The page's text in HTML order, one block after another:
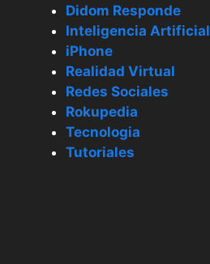
Didom Responde
Inteligencia Artificial
iPhone
Realidad Virtual
Redes Sociales
Rokupedia
Tecnologia
Tutoriales